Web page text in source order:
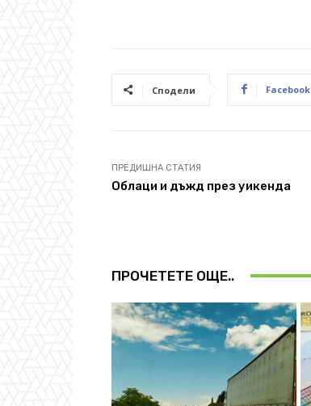
Сподели Facebook
ПРЕДИШНА СТАТИЯ
Облаци и дъжд през уикенда
ПРОЧЕТЕТЕ ОЩЕ..